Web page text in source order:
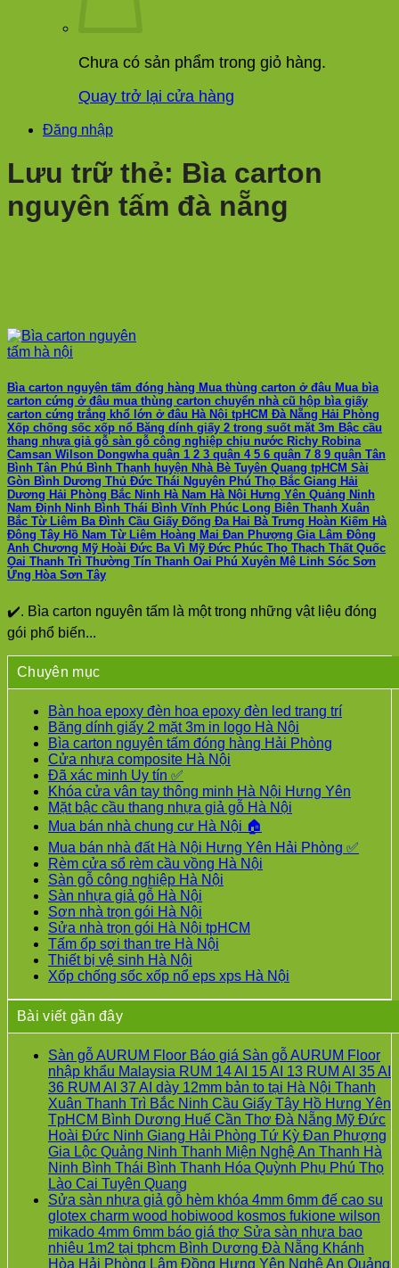
Chưa có sản phẩm trong giỏ hàng.
Quay trở lại cửa hàng
Đăng nhập
Lưu trữ thẻ: Bìa carton
nguyên tấm đà nẵng
Bìa carton nguyên tấm đóng hàng Mua thùng carton ở đâu Mua bìa
carton cứng ở đâu mua thùng carton chuyển nhà cũ hộp bìa giấy
carton cứng trắng khổ lớn ở đâu Hà Nội tpHCM Đà Nẵng Hải Phòng
Xốp chống sốc xốp nổ Băng dính giấy 2 trong suốt mặt 3m Bậc cầu
thang nhựa giả gỗ sàn gỗ công nghiệp chịu nước Richy Robina
Camsan Wilson Dongwha quận 1 2 3 quận 4 5 6 quận 7 8 9 quận Tân
Bình Tân Phú Bình Thạnh huyện Nhà Bè Tuyên Quang tpHCM Sài
Gòn Bình Dương Thủ Đức Thái Nguyên Phú Thọ Bắc Giang Hải
Dương Hải Phòng Bắc Ninh Hà Nam Hà Nội Hưng Yên Quảng Ninh
Nam Định Ninh Bình Thái Bình Vĩnh Phúc Long Biên Thanh Xuân
Bắc Từ Liêm Ba Đình Cầu Giấy Đống Đa Hai Bà Trưng Hoàn Kiếm Hà
Đông Tây Hồ Nam Từ Liêm Hoàng Mai Đan Phượng Gia Lâm Đông
Anh Chương Mỹ Hoài Đức Ba Vì Mỹ Đức Phúc Thọ Thạch Thất Quốc
Oai Thanh Trì Thường Tín Thanh Oai Phú Xuyên Mê Linh Sóc Sơn
Ứng Hòa Sơn Tây
✔️. Bìa carton nguyên tấm là một trong những vật liệu đóng
gói phổ biến...
Chuyên mục
Bàn hoa epoxy đèn hoa epoxy đèn led trang trí
Băng dính giấy 2 mặt 3m in logo Hà Nội
Bìa carton nguyên tấm đóng hàng Hải Phòng
Cửa nhựa composite Hà Nội
Đã xác minh Uy tín ✅
Khóa cửa vân tay thông minh Hà Nội Hưng Yên
Mặt bậc cầu thang nhựa giả gỗ Hà Nội
Mua bán nhà chung cư Hà Nội 🏠
Mua bán nhà đất Hà Nội Hưng Yên Hải Phòng ✅
Rèm cửa sổ rèm cầu vồng Hà Nội
Sàn gỗ công nghiệp Hà Nội
Sàn nhựa giả gỗ Hà Nội
Sơn nhà trọn gói Hà Nội
Sửa nhà trọn gói Hà Nội tpHCM
Tấm ốp sợi than tre Hà Nội
Thiết bị vệ sinh Hà Nội
Xốp chống sốc xốp nổ eps xps Hà Nội
Bài viết gần đây
Sàn gỗ AURUM Floor Báo giá Sàn gỗ AURUM Floor
nhập khẩu Malaysia RUM 14 AI 15 AI 13 RUM AI 35 AI
36 RUM AI 37 AI dày 12mm bản to tại Hà Nội Thanh
Xuân Thanh Trì Bắc Ninh Cầu Giấy Tây Hồ Hưng Yên
TpHCM Bình Dương Huế Cần Thơ Đà Nẵng Mỹ Đức
Hoài Đức Ninh Giang Hải Phòng Tứ Kỳ Đan Phượng
Gia Lộc Quảng Ninh Thanh Miện Nghệ An Thanh Hà
Ninh Bình Thái Bình Thanh Hóa Quỳnh Phụ Phú Thọ
Lào Cai Tuyên Quang
có
bình
luận
ở
Sàn
Sửa sàn nhựa giả gỗ hèm khóa 4mm 6mm đế cao su
glotex charm wood hobiwood kosmos fukione wilson
mikado 4mm 6mm báo giá thợ Sửa sàn nhựa bao
nhiêu 1m2 tại tphcm Bình Dương Đà Nẵng Khánh
Hòa Hải Phòng Lâm Đồng Hưng Yên Nghệ An Quảng